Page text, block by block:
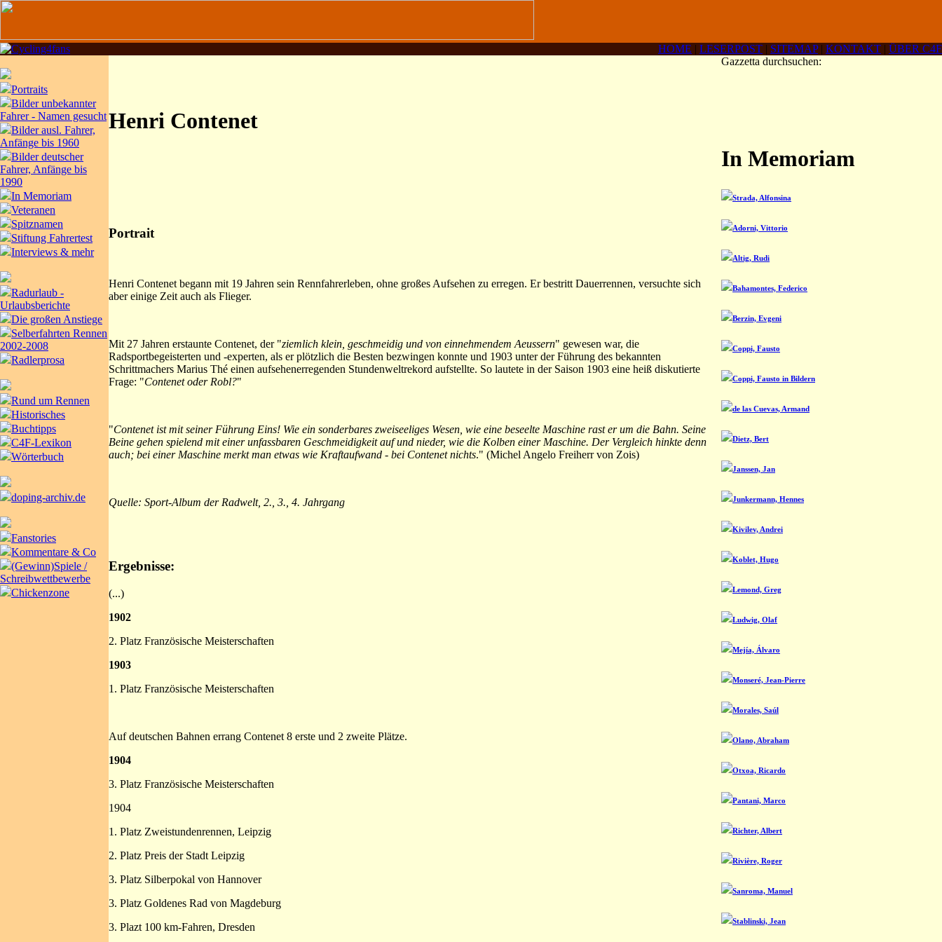
HOME | LESERPOST | SITEMAP| KONTAKT | ÜBER C4F
Portraits
Bilder unbekannter
Fahrer - Namen gesucht
Bilder ausl. Fahrer,
Anfänge bis 1960
Bilder deutscher
Fahrer, Anfänge bis
1990
In Memoriam
Veteranen
Spitznamen
Stiftung Fahrertest
Interviews & mehr
Radurlaub -
Urlaubsberichte
Die großen Anstiege
Selberfahrten Rennen
2002-2008
Radlerprosa
Rund um Rennen
Historisches
Buchtipps
C4F-Lexikon
Wörterbuch
doping-archiv.de
Fanstories
Kommentare & Co
(Gewinn)Spiele /
Schreibwettbewerbe
Chickenzone
Henri Contenet
Portrait
Henri Contenet begann mit 19 Jahren sein Rennfahrerleben, ohne großes Aufsehen zu erregen. Er bestritt Dauerrennen, versuchte sich
aber einige Zeit auch als Flieger.
Mit 27 Jahren erstaunte Contenet, der "ziemlich klein, geschmeidig und von einnehmendem Aeussern" gewesen war, die
Radsportbegeisterten und -experten, als er plötzlich die Besten bezwingen konnte und 1903 unter der Führung des bekannten
Schrittmachers Marius Thé einen aufsehenerregenden Stundenweltrekord aufstellte. So lautete in der Saison 1903 eine heiß diskutierte
Frage: "Contenet oder Robl?"
"Contenet ist mit seiner Führung Eins! Wie ein sonderbares zweiseeliges Wesen, wie eine beseelte Maschine rast er um die Bahn. Seine
Beine gehen spielend mit einer unfassbaren Geschmeidigkeit auf und nieder, wie die Kolben einer Maschine. Der Vergleich hinkte denn
auch; bei einer Maschine merkt man etwas wie Kraftaufwand - bei Contenet nichts." (Michel Angelo Freiherr von Zois)
Quelle: Sport-Album der Radwelt, 2., 3., 4. Jahrgang
Ergebnisse:
(...)
1902
2. Platz Französische Meisterschaften
1903
1. Platz Französische Meisterschaften
Auf deutschen Bahnen errang Contenet 8 erste und 2 zweite Plätze.
1904
3. Platz Französische Meisterschaften
1904
1. Platz Zweistundenrennen, Leipzig
2. Platz Preis der Stadt Leipzig
3. Platz Silberpokal von Hannover
3. Platz Goldenes Rad von Magdeburg
3. Plazt 100 km-Fahren, Dresden
Gazzetta durchsuchen:
In Memoriam
Strada, Alfonsina
Adorni, Vittorio
Altig, Rudi
Bahamontes, Federico
Berzin, Evgeni
Coppi, Fausto
Coppi, Fausto in Bildern
de las Cuevas, Armand
Dietz, Bert
Janssen, Jan
Junkermann, Hennes
Kivilev, Andrei
Koblet, Hugo
Lemond, Greg
Ludwig, Olaf
Mejía, Álvaro
Monseré, Jean-Pierre
Morales, Saúl
Olano, Abraham
Otxoa, Ricardo
Pantani, Marco
Richter, Albert
Rivière, Roger
Sanroma, Manuel
Stablinski, Jean